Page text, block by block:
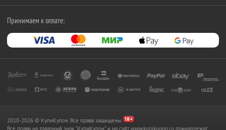
Принимаем к оплате:
2010-2026 © КупиКупон. Все права защищены.
Все права на товарный знак "КупиКупон" и на сайт www.kupikupon.ru принадлежат